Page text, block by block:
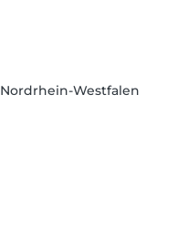
Westfalen